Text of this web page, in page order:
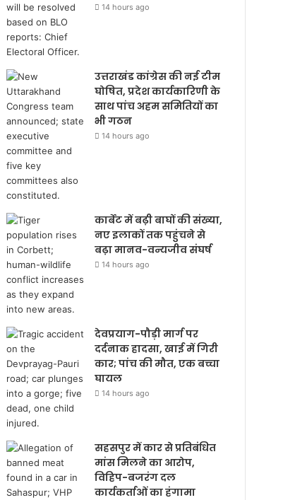
14 hours ago
उत्तराखंड कांग्रेस की नई टीम
घोषित, प्रदेश कार्यकारिणी के
साथ पांच अहम समितियों का
भी गठन
14 hours ago
कार्बेट में बढ़ी बाघों की संख्या,
नए इलाकों तक पहुंचने से
बढ़ा मानव-वन्यजीव संघर्ष
14 hours ago
देवप्रयाग-पौड़ी मार्ग पर
दर्दनाक हादसा, खाई में गिरी
कार; पांच की मौत, एक बच्चा
घायल
14 hours ago
सहसपुर में कार से प्रतिबंधित
मांस मिलने का आरोप,
विहिप-बजरंग दल
कार्यकर्ताओं का हंगामा